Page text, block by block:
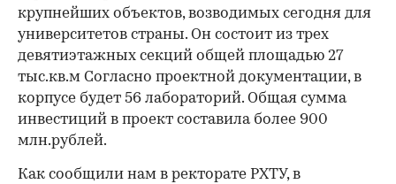
крупнейших объектов, возводимых сегодня для
университетов страны. Он состоит из трех
девятиэтажных секций общей площадью 27
тыс.кв.м Согласно проектной документации, в
корпусе будет 56 лабораторий. Общая сумма
инвестиций в проект составила более 900
млн.рублей.
Как сообщили нам в ректорате РХТУ, в